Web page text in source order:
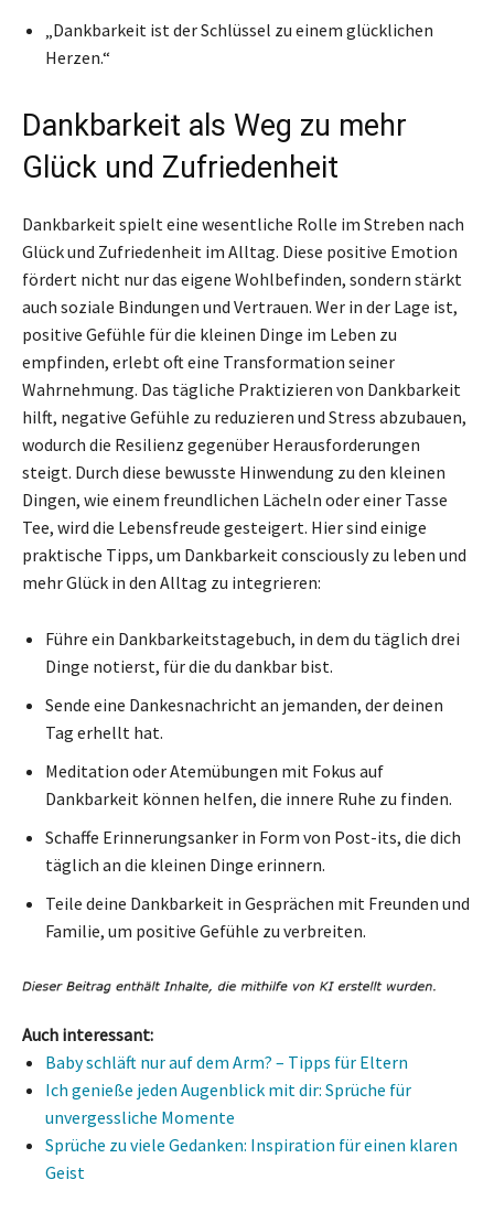
„Dankbarkeit ist der Schlüssel zu einem glücklichen
Herzen.“
Dankbarkeit als Weg zu mehr
Glück und Zufriedenheit
Dankbarkeit spielt eine wesentliche Rolle im Streben nach
Glück und Zufriedenheit im Alltag. Diese positive Emotion
fördert nicht nur das eigene Wohlbefinden, sondern stärkt
auch soziale Bindungen und Vertrauen. Wer in der Lage ist,
positive Gefühle für die kleinen Dinge im Leben zu
empfinden, erlebt oft eine Transformation seiner
Wahrnehmung. Das tägliche Praktizieren von Dankbarkeit
hilft, negative Gefühle zu reduzieren und Stress abzubauen,
wodurch die Resilienz gegenüber Herausforderungen
steigt. Durch diese bewusste Hinwendung zu den kleinen
Dingen, wie einem freundlichen Lächeln oder einer Tasse
Tee, wird die Lebensfreude gesteigert. Hier sind einige
praktische Tipps, um Dankbarkeit consciously zu leben und
mehr Glück in den Alltag zu integrieren:
Führe ein Dankbarkeitstagebuch, in dem du täglich drei
Dinge notierst, für die du dankbar bist.
Sende eine Dankesnachricht an jemanden, der deinen
Tag erhellt hat.
Meditation oder Atemübungen mit Fokus auf
Dankbarkeit können helfen, die innere Ruhe zu finden.
Schaffe Erinnerungsanker in Form von Post-its, die dich
täglich an die kleinen Dinge erinnern.
Teile deine Dankbarkeit in Gesprächen mit Freunden und
Familie, um positive Gefühle zu verbreiten.
Auch interessant:
Baby schläft nur auf dem Arm? – Tipps für Eltern
Ich genieße jeden Augenblick mit dir: Sprüche für
unvergessliche Momente
Sprüche zu viele Gedanken: Inspiration für einen klaren
Geist